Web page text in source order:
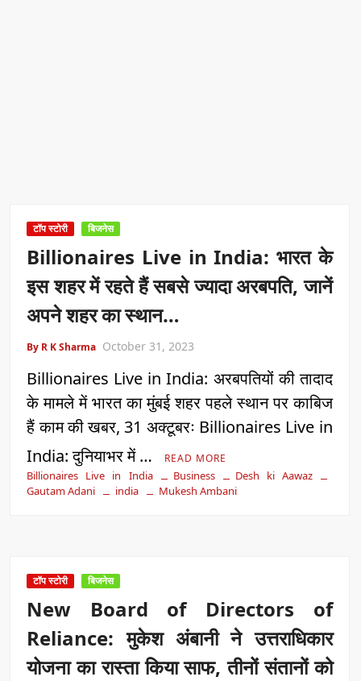
टॉप स्टोरी बिजनेस
Billionaires Live in India: भारत के
इस शहर में रहते हैं सबसे ज्यादा अरबपति, जानें
अपने शहर का स्थान…
By R K Sharma October 31, 2023
Billionaires Live in India: अरबपतियों की तादाद
के मामले में भारत का मुंबई शहर पहले स्थान पर काबिज
हैं काम की खबर, 31 अक्टूबरः Billionaires Live in
India: दुनियाभर में …
READ MORE
Billionaires Live in India Business
Desh ki Aawaz
Gautam Adani
india Mukesh Ambani
टॉप स्टोरी बिजनेस
New Board of Directors of
Reliance: मुकेश अंबानी ने उत्तराधिकार
योजना का रास्ता किया साफ, तीनों संतानों को